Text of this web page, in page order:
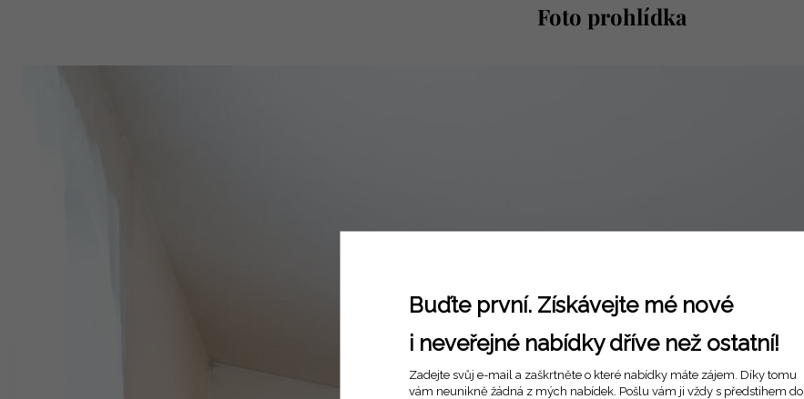
Foto prohlídka
Buďte první. Získávejte mé nové
i neveřejné nabídky dříve než ostatní!
Zadejte svůj e-mail a zaškrtněte o které nabídky máte zájem. Díky tomu
vám neunikně žádná z mých nabídek. Pošlu vám ji vždy s předstihem do